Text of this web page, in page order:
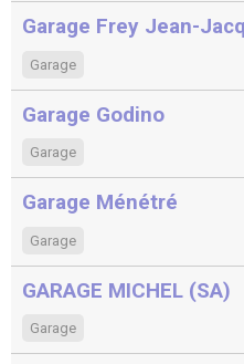
Garage Frey Jean-
Garage
Garage Godino
Garage
Garage Ménétré
Garage
GARAGE MICHEL (SA)
Garage